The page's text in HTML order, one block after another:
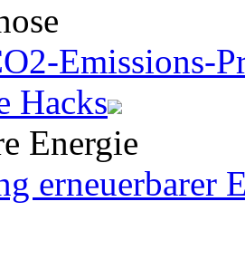
Emissions-
Hacks
Energie
erneuerbarer